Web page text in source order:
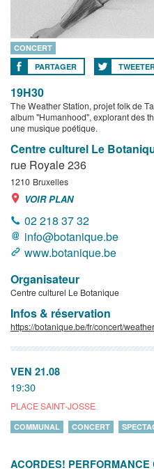
CONCERT
PARTAGER
19H30
The Weather Station, projet folk de
album "Humanhood", explorant des
une musique poétique.
Centre culturel Le
rue Royale 236
1210 Bruxelles
VOIR PLAN
02 218 37 32
info@botanique.be
www.botanique.be
Organisateur
Centre culturel Le Botanique
Infos & réservation
https://botanique.be/fr/concert/
VEN 21.08
19:30
PLACE SAINT-JOSSE
COMMUNAL CONCERT
ACORDES!